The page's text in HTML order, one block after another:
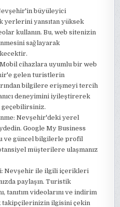
büyüleyici
yerlerini yansıtan yüksek
kullanın. Bu, web sitenizin
sağlayarak
cihazlara uyumlu bir web
gelen turistlerin
bilgilere erişmeyi tercih
deneyimini iyileştirerek
geçebilirsiniz.
Nevşehir'deki yerel
Google My Business
ve güncel bilgilerle profil
müşterilere ulaşmanız
Nevşehir ile ilgili içerikleri
paylaşın. Turistik
tanıtım videolarını ve indirim
takipçilerinizin ilgisini çekin